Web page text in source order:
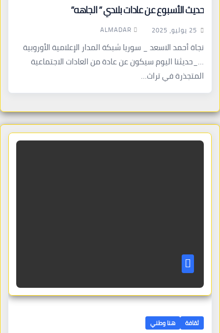
حديث الأسبوع عن عادات بلادي ” الجاهه”
25 يوليو، 2025 ALMADAR
نجاة أحمد الاسعد _ سوريا شبكة المدار الإعلامية الأوروبية
…_حديثنا اليوم سيكون عن عادة من العادات الاجتماعية
المتجذرة في تراث…
ثقافة هنا وطني